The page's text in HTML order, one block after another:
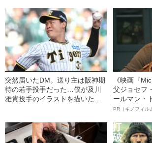
突然届いたDM。送り主は阪神期
待の若手投手だった…僕が及川
雅貴投手のイラストを描いた理
《映画『
父ジョセフ
ールマン・
ルインタビ
語る”《日
PR（キノフィル